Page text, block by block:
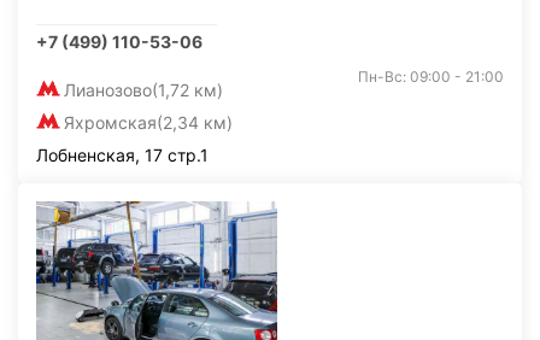
+7 (499) 110-53-06
Лианозово(1,72 км)
Яхромская(2,34 км)
Пн-Вс: 09:00 - 21:00
Лобненская, 17 стр.1